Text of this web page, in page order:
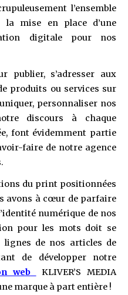
l’ensemble
mise en place d’une
digitale pour nos
publier, s’adresser aux
produits ou services sur
personnaliser nos
discours à chaque
font évidemment partie
faire de notre agence
du print positionnées
avons à cœur de parfaire
numérique de nos
pour les mots doit se
lignes de nos articles de
de développer notre
web
KLIVER’S MEDIA
marque à part entière !